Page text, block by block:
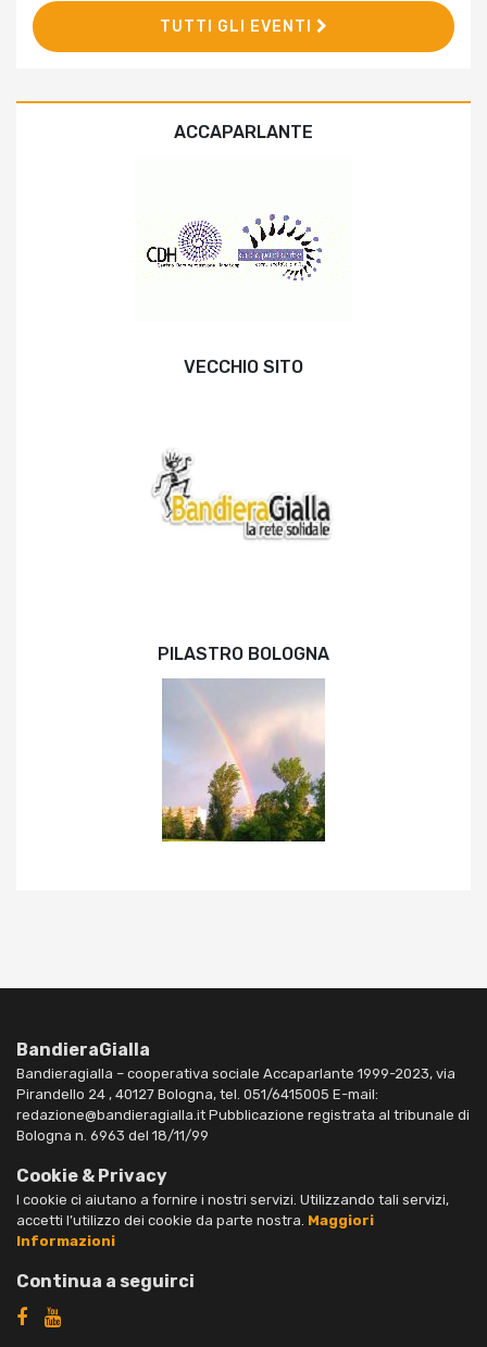
TUTTI GLI EVENTI
ACCAPARLANTE
VECCHIO SITO
PILASTRO BOLOGNA
BandieraGialla
Bandieragialla – cooperativa sociale Accaparlante 1999-2023, via
Pirandello 24 , 40127 Bologna, tel. 051/6415005 E-mail:
redazione@bandieragialla.it Pubblicazione registrata al tribunale di
Bologna n. 6963 del 18/11/99
Cookie & Privacy
I cookie ci aiutano a fornire i nostri servizi. Utilizzando tali servizi,
accetti l’utilizzo dei cookie da parte nostra. Maggiori
Informazioni
Continua a seguirci